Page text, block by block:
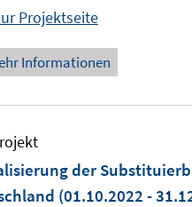
Projektseite
Informationen
der
(01.10.2022 -